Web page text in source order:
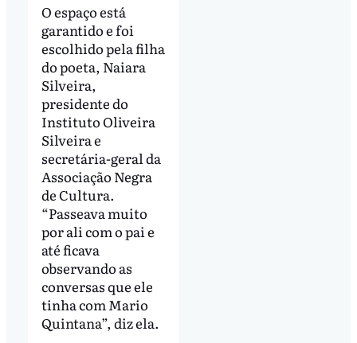
O espaço está
garantido e foi
escolhido pela filha
do poeta, Naiara
Silveira,
presidente do
Instituto Oliveira
Silveira e
secretária-geral da
Associação Negra
de Cultura.
“Passeava muito
por ali com o pai e
até ficava
observando as
conversas que ele
tinha com Mario
Quintana”, diz ela.